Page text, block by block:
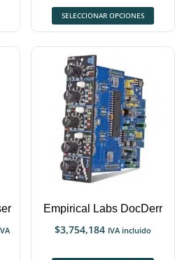
SELECCIONAR OPCIONES
Empirical Labs DocDerr
$3,754,184 IVA incluido